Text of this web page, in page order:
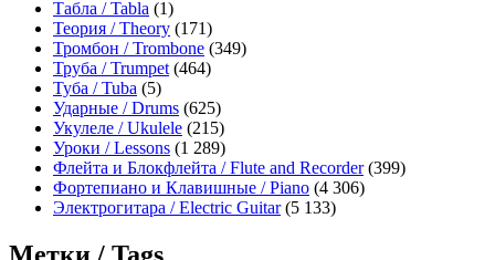
Табла / Tabla (1)
Теория / Theory (171)
Тромбон / Trombone (349)
Труба / Trumpet (464)
Туба / Tuba (5)
Ударные / Drums (625)
Укулеле / Ukulele (215)
Уроки / Lessons (1 289)
Флейта и Блокфлейта / Flute and Recorder(399)
Фортепиано и Клавишные / Piano (4 306)
Электрогитара / Electric Guitar(5 133)